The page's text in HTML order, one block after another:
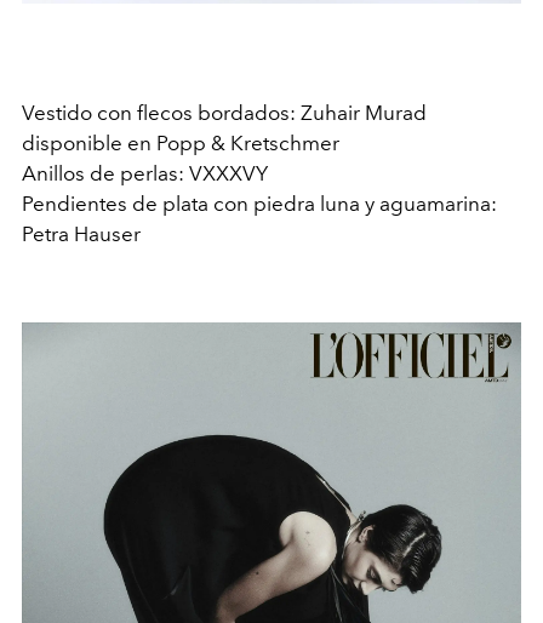
Vestido con flecos bordados: Zuhair Murad
disponible en Popp & Kretschmer
Anillos de perlas: VXXXVY
Pendientes de plata con piedra luna y aguamarina:
Petra Hauser